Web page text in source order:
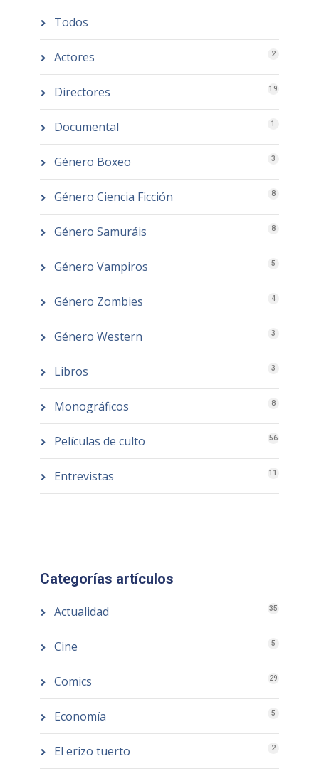
Todos
Actores 2
Directores 19
Documental 1
Género Boxeo 3
Género Ciencia Ficción 8
Género Samuráis 8
Género Vampiros 5
Género Zombies 4
Género Western 3
Libros 3
Monográficos 8
Películas de culto 56
Entrevistas 11
Categorías artículos
Actualidad 35
Cine 5
Comics 29
Economía 5
El erizo tuerto 2